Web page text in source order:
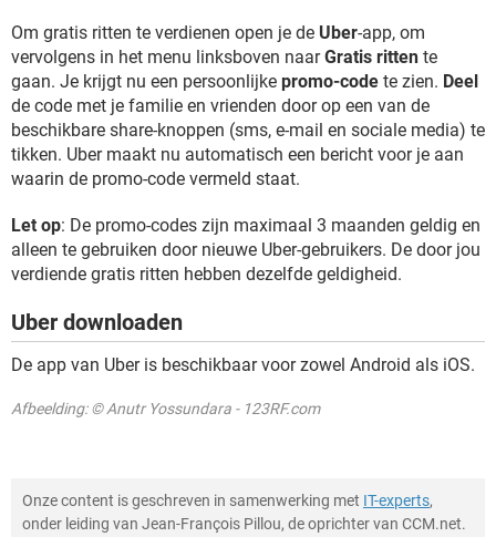
Om gratis ritten te verdienen open je de Uber-app, om
vervolgens in het menu linksboven naarGratis ritten te
gaan. Je krijgt nu een persoonlijke promo-code te zien. Deel
de code met je familie en vrienden door op een van de
beschikbare share-knoppen (sms, e-mail en sociale media) te
tikken. Uber maakt nu automatisch een bericht voor je aan
waarin de promo-code vermeld staat.
Let op: De promo-codes zijn maximaal 3 maanden geldig en
alleen te gebruiken door nieuwe Uber-gebruikers. De door jou
verdiende gratis ritten hebben dezelfde geldigheid.
Uber downloaden
De app van Uber is beschikbaar voor zowel Android als iOS.
Afbeelding: © Anutr Yossundara - 123RF.com
Onze content is geschreven in samenwerking met IT-experts,
onder leiding van Jean-François Pillou, de oprichter van CCM.net.